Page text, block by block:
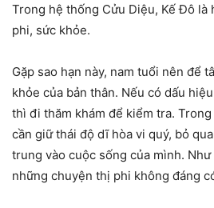
Trong hệ thống Cửu Diệu, Kế Đô là
phi, sức khỏe.
Gặp sao hạn này, nam tuổi nên để
khỏe của bản thân. Nếu có dấu
thì đi thăm khám để kiểm tra.
cần giữ thái độ dĩ hòa vi quý, bỏ
trung vào cuộc sống của mình.
những chuyện thị phi không đáng